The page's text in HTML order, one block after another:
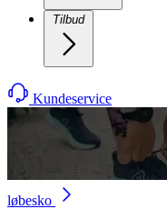
Tilbud
Kundeservice
løbesko